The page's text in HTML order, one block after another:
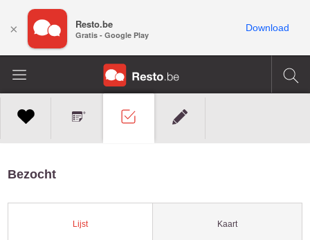
Bezocht
Lijst Kaart
× Resto.be
Gratis - Google Play
Download